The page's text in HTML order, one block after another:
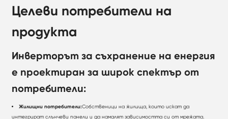
Целеви потребители на
продукта
Инверторът за съхранение на енергия
е проектиран за широк спектър от
потребители:
Жилищни потребители:Собственици на жилища, които искат да
интегрират слънчеви панели и да намалят зависимостта си от мрежата.